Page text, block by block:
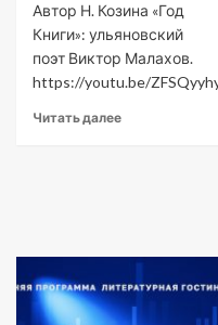
Автор Н. Козина «Год
Книги»: ульяновский
поэт Виктор Малахов.
https://youtu.be/
Читать далее